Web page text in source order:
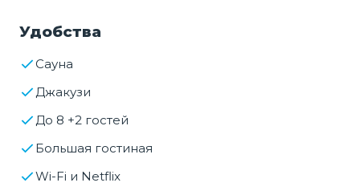
Удобства
Сауна
Джакузи
До 8 +2 гостей
Большая гостиная
Wi-Fi и Netflix